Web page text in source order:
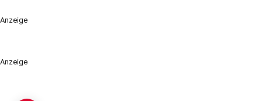
Anzeige
Anzeige